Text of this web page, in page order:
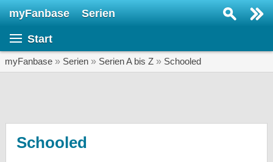
myFanbase Serien
Start
myFanbase » Serien » Serien A bis Z » Schooled
Schooled
SERIEN